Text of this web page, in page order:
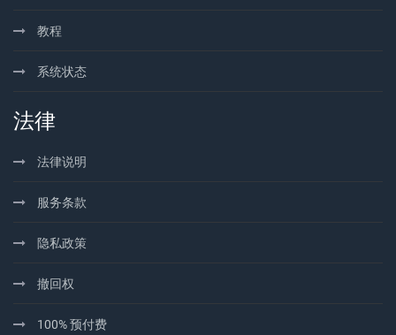
教程
系统状态
法律
法律说明
服务条款
隐私政策
撤回权
100% 预付费